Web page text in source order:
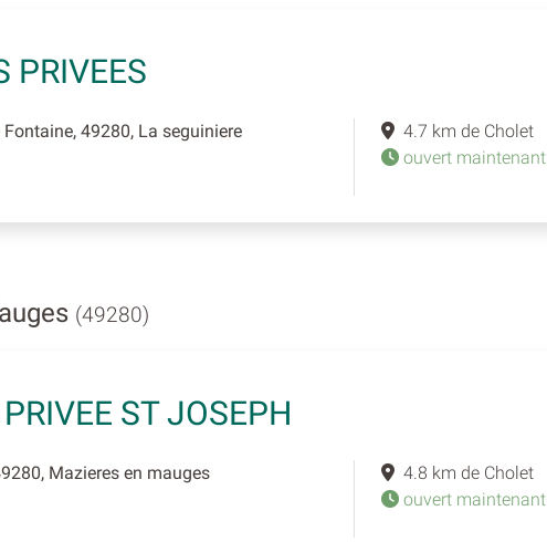
PRIVEES
49280, La seguiniere
4.7 km de Cholet
ouvert maintenant
(49280)
ST JOSEPH
Mazieres en mauges
4.8 km de Cholet
ouvert maintenant